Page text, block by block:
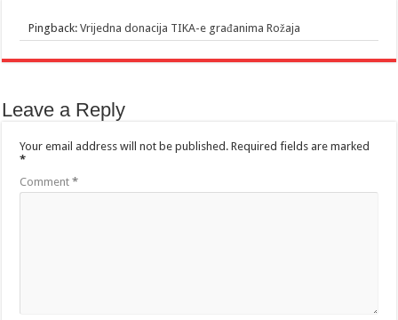
Pingback:Vrijedna donacija TIKA-e građanima Rožaja
Leave a Reply
Your email address will not be published. Required fields are marked
*
Comment*